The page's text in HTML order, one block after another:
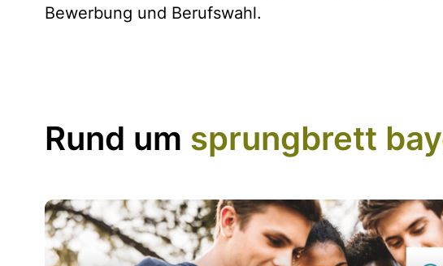
Bewerbung und Berufswahl.
Rund um sprungbrett